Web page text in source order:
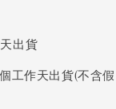
出貨
工作天出貨(不含